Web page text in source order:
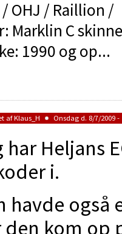
/ OHJ / Raillion /
Marklin C
1990 og op...
afKlaus_H Onsdag d. 8/7/2009 -
har Heljans
i.
havde
den kom op